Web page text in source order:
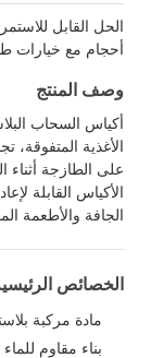
أحجام مع خيارات
وصف المنتج
أكياس السحاب
الأغذية المتفوقة،
الأكياس القابلة
الجافة والأطعمة
الخصائص
مادة مركبة
بناء مقاوم للماء